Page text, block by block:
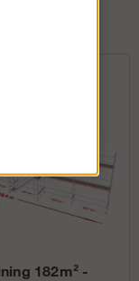
182m² -